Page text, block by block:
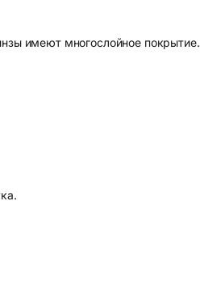
имеют многослойное покрытие.